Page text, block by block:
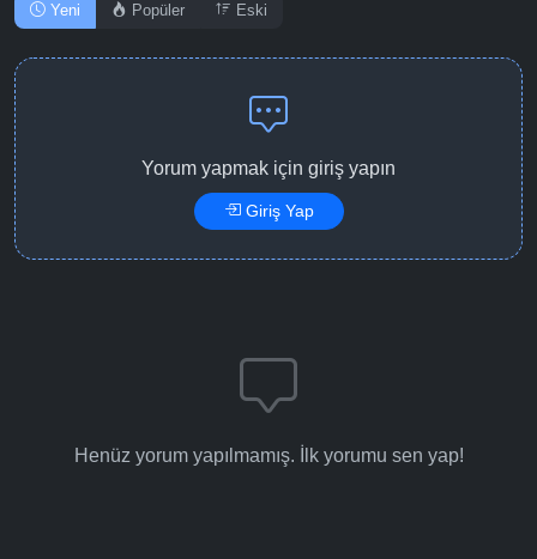
Yeni Popüler Eski
Yorum yapmak için giriş yapın
Giriş Yap
Henüz yorum yapılmamış. İlk yorumu sen yap!